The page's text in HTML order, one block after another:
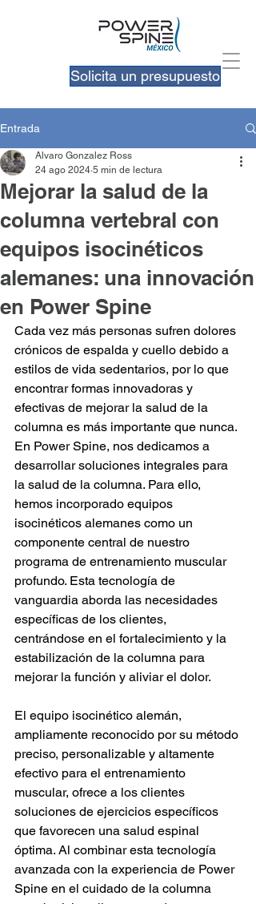
Solicita un presupuesto
Entrada
Mejorar la salud de la
columna vertebral con
equipos isocinéticos
alemanes: una innovación
en Power Spine
Alvaro Gonzalez Ross
24 ago 2024 5 min de lectura
Cada vez más personas sufren dolores
crónicos de espalda y cuello debido a
estilos de vida sedentarios, por lo que
encontrar formas innovadoras y
efectivas de mejorar la salud de la
columna es más importante que nunca.
En Power Spine, nos dedicamos a
desarrollar soluciones integrales para
la salud de la columna. Para ello,
hemos incorporado equipos
isocinéticos alemanes como un
componente central de nuestro
programa de entrenamiento muscular
profundo. Esta tecnología de
vanguardia aborda las necesidades
específicas de los clientes,
centrándose en el fortalecimiento y la
estabilización de la columna para
mejorar la función y aliviar el dolor.
El equipo isocinético alemán,
ampliamente reconocido por su método
preciso, personalizable y altamente
efectivo para el entrenamiento
muscular, ofrece a los clientes
soluciones de ejercicios específicos
que favorecen una salud espinal
óptima. Al combinar esta tecnología
avanzada con la experiencia de Power
Spine en el cuidado de la columna